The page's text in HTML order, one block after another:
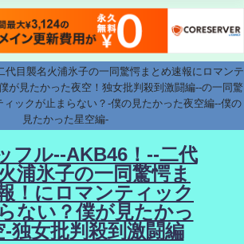
代目襲名火浦氷子の一同驚愕まとめ速報にロマンテ
が見たかった夜空！独女批判殺到激闘編--の一同驚
ックが止まらない？-僕の見たかった夜空編--僕の
見たかった星空編-
フル--AKB46！--二代
浦氷子の一同驚愕ま
！にロマンティック
ない？僕が見たかっ
-独女批判殺到激闘編